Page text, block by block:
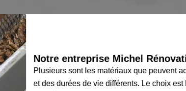
Notre entreprise Michel
Plusieurs sont les matériaux que peuvent
et des durées de vie différents. Le choix est